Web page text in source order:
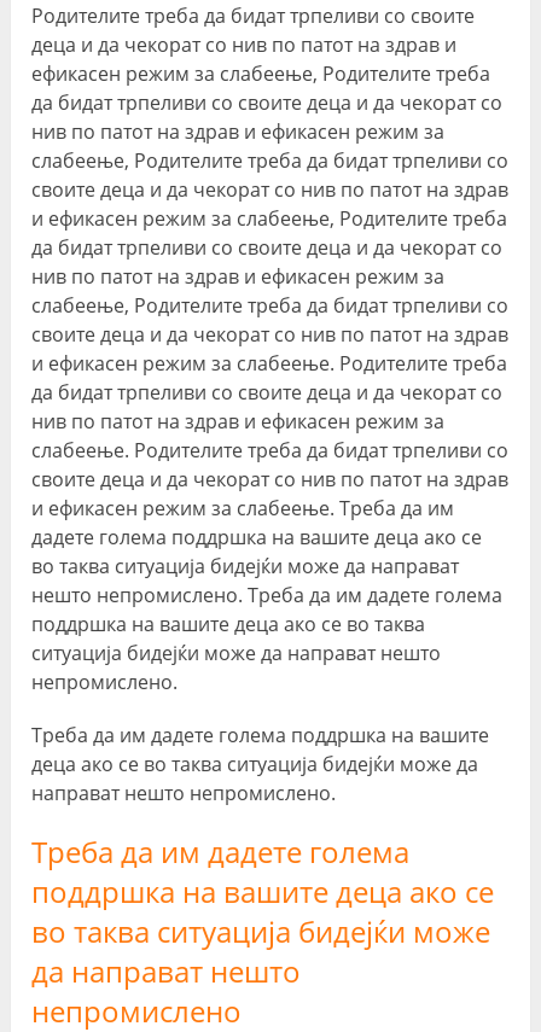
Родителите треба да бидат трпеливи со своите
деца и да чекорат со нив по патот на здрав и
ефикасен режим за слабеење, Родителите треба
да бидат трпеливи со своите деца и да чекорат со
нив по патот на здрав и ефикасен режим за
слабеење, Родителите треба да бидат трпеливи со
своите деца и да чекорат со нив по патот на здрав
и ефикасен режим за слабеење, Родителите треба
да бидат трпеливи со своите деца и да чекорат со
нив по патот на здрав и ефикасен режим за
слабеење, Родителите треба да бидат трпеливи со
своите деца и да чекорат со нив по патот на здрав
и ефикасен режим за слабеење. Родителите треба
да бидат трпеливи со своите деца и да чекорат со
нив по патот на здрав и ефикасен режим за
слабеење. Родителите треба да бидат трпеливи со
своите деца и да чекорат со нив по патот на здрав
и ефикасен режим за слабеење. Треба да им
дадете голема поддршка на вашите деца ако се
во таква ситуација бидејќи може да направат
нешто непромислено. Треба да им дадете голема
поддршка на вашите деца ако се во таква
ситуација бидејќи може да направат нешто
непромислено.
Треба да им дадете голема поддршка на вашите
деца ако се во таква ситуација бидејќи може да
направат нешто непромислено.
Треба да им дадете голема
поддршка на вашите деца ако се
во таква ситуација бидејќи може
да направат нешто
непромислено